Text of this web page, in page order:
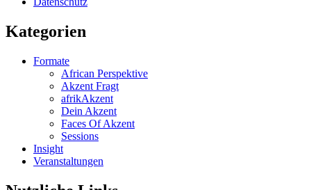
Kategorien
Formate
African Perspektive
Akzent Fragt
afrikAkzent
Dein Akzent
Faces Of Akzent
Sessions
Insight
Veranstaltungen